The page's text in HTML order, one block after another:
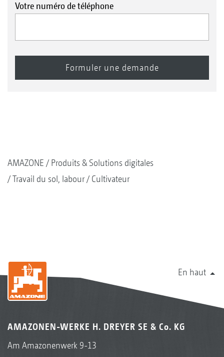
Votre numéro de téléphone
AMAZONE
Produits & Solutions digitales
Travail du sol, labour
Cultivateur
En haut
AMAZONEN-WERKE H. DREYER SE & Co. KG
Am Amazonenwerk 9-13